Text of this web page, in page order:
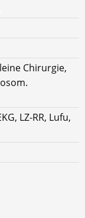
Chirurgie,
LZ-RR, Lufu,